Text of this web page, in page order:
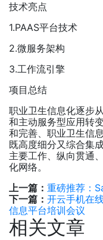
技术亮点
1.PAAS平台技术
2.微服务架构
3.工作流引擎
项目总结
职业卫生信息化逐步
和主动服务型应用转
和完善、职业卫生信
既高度细分又综合集
主要工作、纵向贯通
化网络。
上一篇： 重磅推荐：
下一篇： 开云手机在
信息平台培训会议
相关文章